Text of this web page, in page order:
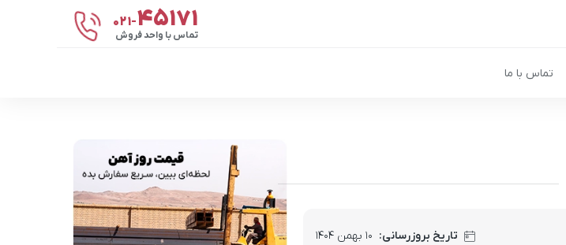
021-۴۵۱۷۱
تماس با واحد فروش
تماس با ما
تاریخ بروزرسانی: ۱۰ بهمن ۱۴۰۴